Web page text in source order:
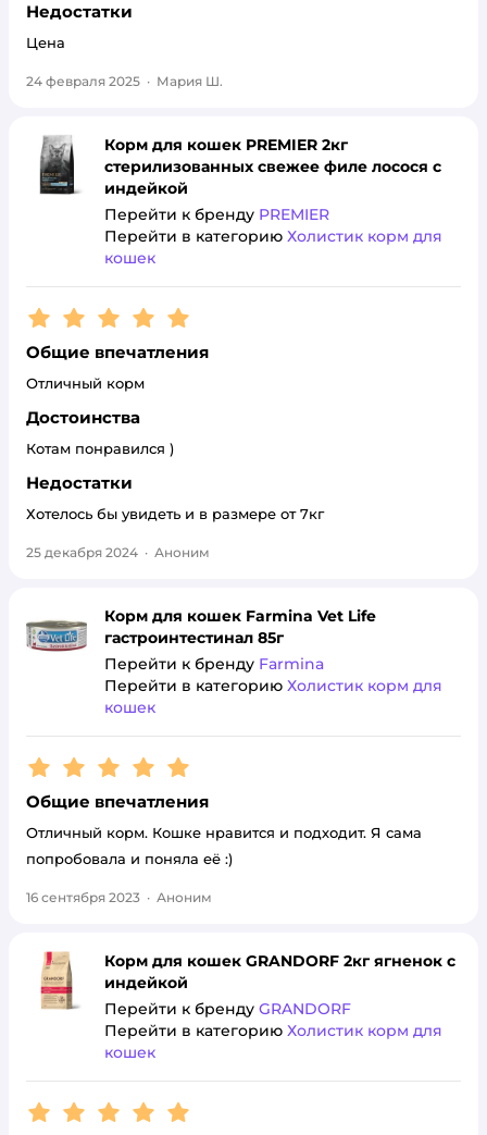
Недостатки
Цена
24 февраля 2025 · Мария Ш.
Корм для кошек PREMIER 2кг
стерилизованных свежее филе лосося с
индейкой
Перейти к бренду PREMIER
Перейти в категорию Холистик корм для
кошек
Рейтинг:5
Общие впечатления
Отличный корм
Достоинства
Котам понравился )
Недостатки
Хотелось бы увидеть и в размере от 7кг
25 декабря 2024 · Аноним
Корм для кошек Farmina Vet Life
гастроинтестинал 85г
Перейти к бренду Farmina
Перейти в категорию Холистик корм для
кошек
Рейтинг:5
Общие впечатления
Отличный корм. Кошке нравится и подходит. Я сама
попробовала и поняла её :)
16 сентября 2023 · Аноним
Корм для кошек GRANDORF 2кг ягненок с
индейкой
Перейти к бренду GRANDORF
Перейти в категорию Холистик корм для
кошек
Рейтинг:5